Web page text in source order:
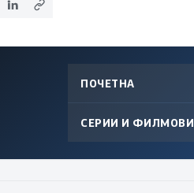
ПОЧЕТНА
СЕРИИ И ФИЛМОВИ